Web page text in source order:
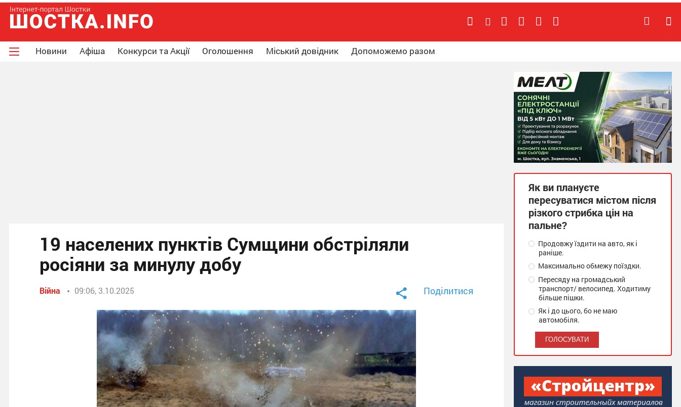
Новини Афіша Конкурси та Акції Оголошення Міський довідник Допоможемо разом
19 населених пунктів Сумщини обстріляли
росіяни за минулу добу
Війна 09:06, 3.10.2025 Поділитися
Як ви плануєте
пересуватися містом після
різкого стрибка цін на
пальне?
Продовжу їздити на авто, як і
раніше.
Максимально обмежу поїздки.
Пересяду на громадський
транспорт/ велосипед. Ходитиму
більше пішки.
Як і до цього, бо не маю
автомобіля.